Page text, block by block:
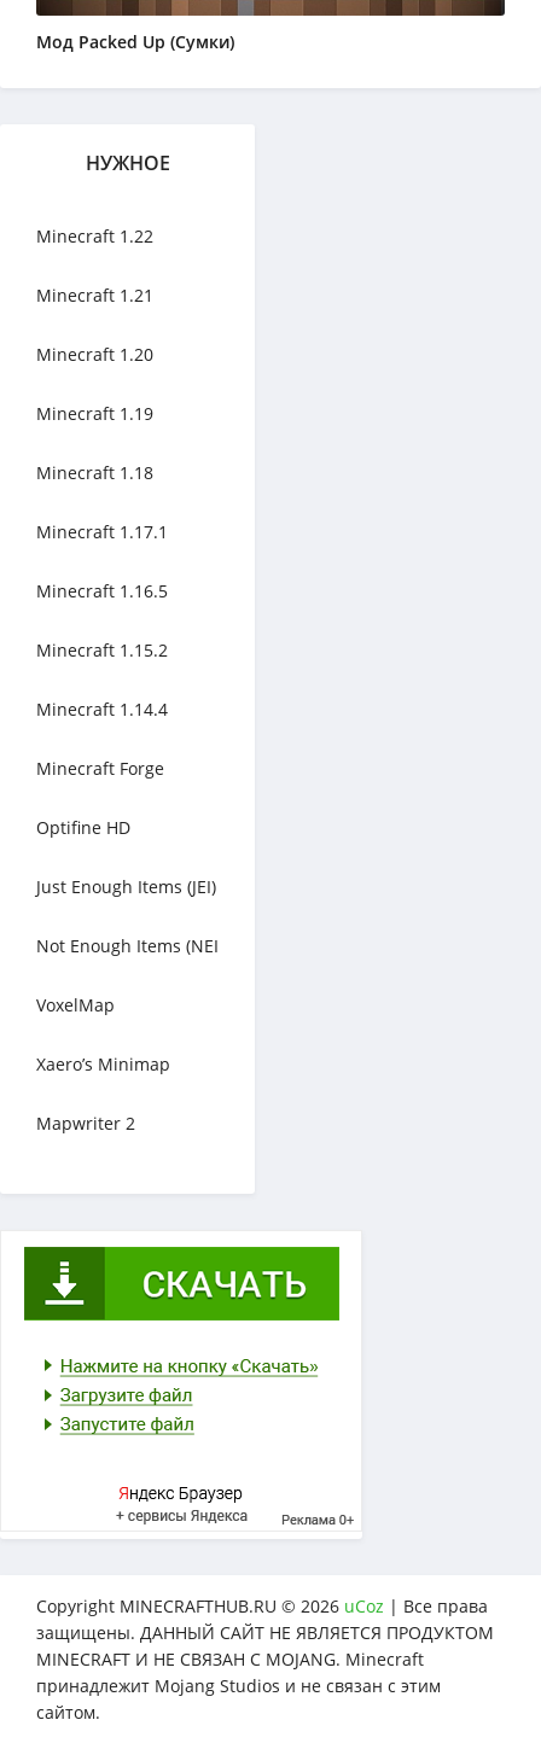
Мод Packed Up (Сумки)
НУЖНОЕ
Minecraft 1.22
Minecraft 1.21
Minecraft 1.20
Minecraft 1.19
Minecraft 1.18
Minecraft 1.17.1
Minecraft 1.16.5
Minecraft 1.15.2
Minecraft 1.14.4
Minecraft Forge
Optifine HD
Just Enough Items (JEI)
Not Enough Items (NEI
VoxelMap
Xaero’s Minimap
Mapwriter 2
Copyright MINECRAFTHUB.RU © 2026 uCoz | Все права
защищены. ДАННЫЙ САЙТ НЕ ЯВЛЯЕТСЯ ПРОДУКТОМ
MINECRAFT И НЕ СВЯЗАН С MOJANG. Minecraft
принадлежит Mojang Studios и не связан с этим
сайтом.